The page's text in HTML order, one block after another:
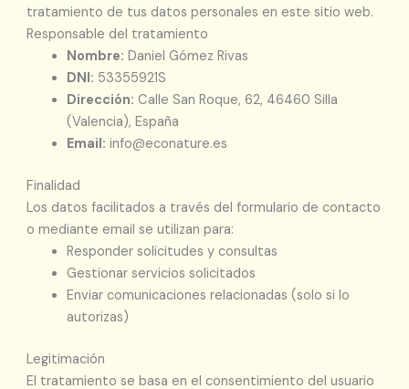
tratamiento de tus datos personales en este sitio web.
Responsable del tratamiento
Nombre: Daniel Gómez Rivas
DNI: 53355921S
Dirección: Calle San Roque, 62, 46460 Silla
(Valencia), España
Email: info@econature.es
Finalidad
Los datos facilitados a través del formulario de contacto
o mediante email se utilizan para:
Responder solicitudes y consultas
Gestionar servicios solicitados
Enviar comunicaciones relacionadas (solo si lo
autorizas)
Legitimación
El tratamiento se basa en el consentimiento del usuario